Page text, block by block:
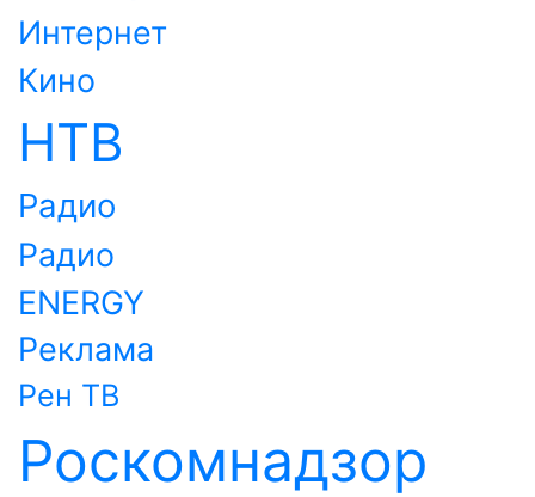
Интернет
Кино
НТВ
Радио
Радио
ENERGY
Реклама
Рен ТВ
Роскомнадзор